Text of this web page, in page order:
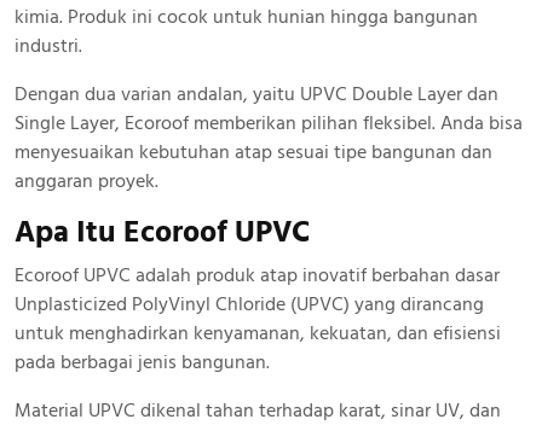
kimia. Produk ini cocok untuk hunian hingga bangunan
industri.
Dengan dua varian andalan, yaitu UPVC Double Layer dan
Single Layer, Ecoroof memberikan pilihan fleksibel. Anda bisa
menyesuaikan kebutuhan atap sesuai tipe bangunan dan
anggaran proyek.
Apa Itu Ecoroof UPVC
Ecoroof UPVC adalah produk atap inovatif berbahan dasar
Unplasticized PolyVinyl Chloride (UPVC) yang dirancang
untuk menghadirkan kenyamanan, kekuatan, dan efisiensi
pada berbagai jenis bangunan.
Material UPVC dikenal tahan terhadap karat, sinar UV, dan